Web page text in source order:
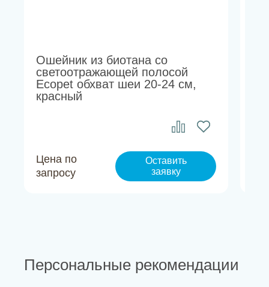
Ошейник из биотана со
светоотражающей полосой
Ecopet обхват шеи 20-24 см,
красный
Цена по
запросу
Оставить
заявку
Персональные рекомендации